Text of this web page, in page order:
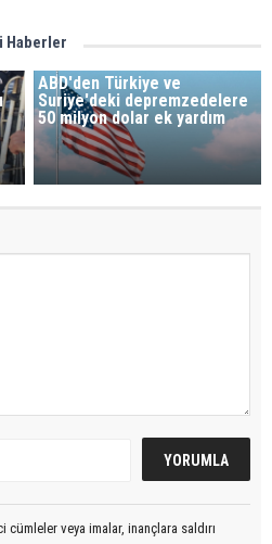
Haberler
ABD'den Türkiye ve
Suriye'deki depremzedelere
50 milyon dolar ek yardım
veya imalar, inançlara saldırı